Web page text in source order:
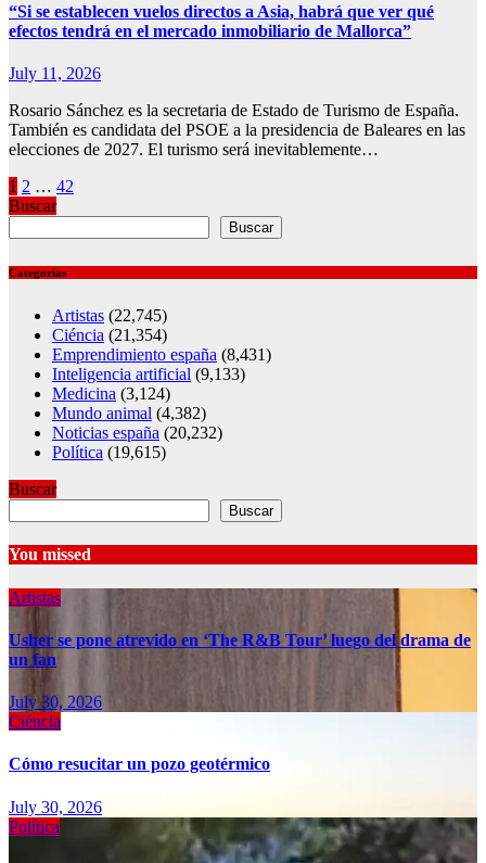
“Si se establecen vuelos directos a Asia, habrá que ver qué
efectos tendrá en el mercado inmobiliario de Mallorca”
July 11, 2026
Rosario Sánchez es la secretaria de Estado de Turismo de España.
También es candidata del PSOE a la presidencia de Baleares en las
elecciones de 2027. El turismo será inevitablemente…
Posts
pagination
1 2 … 42
Buscar
Buscar
Categorías
Artistas (22,745)
Ciéncia (21,354)
Emprendimiento españa (8,431)
Inteligencia artificial (9,133)
Medicina (3,124)
Mundo animal (4,382)
Noticias españa (20,232)
Política (19,615)
Buscar
Buscar
You missed
Artistas
Usher se pone atrevido en ‘The R&B Tour’ luego del drama de
un fan
July 30, 2026
Ciéncia
Cómo resucitar un pozo geotérmico
July 30, 2026
Política